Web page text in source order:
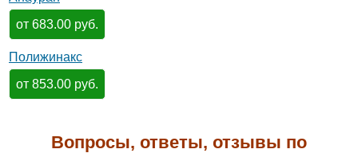
от 683.00 руб.
Полижинакс
от 853.00 руб.
Вопросы, ответы, отзывы по